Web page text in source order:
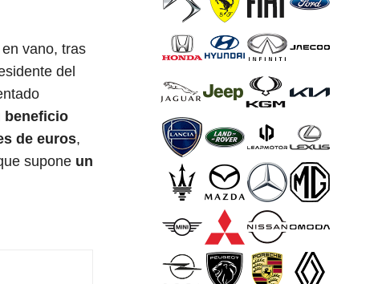
vano, tras
del
beneficio
de euros,
supone un